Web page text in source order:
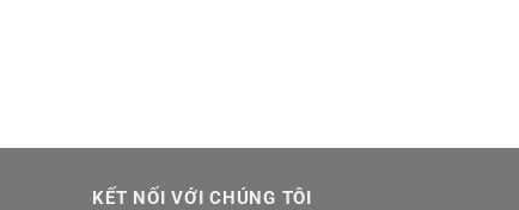
KẾT NỐI VỚI CHÚNG TÔI